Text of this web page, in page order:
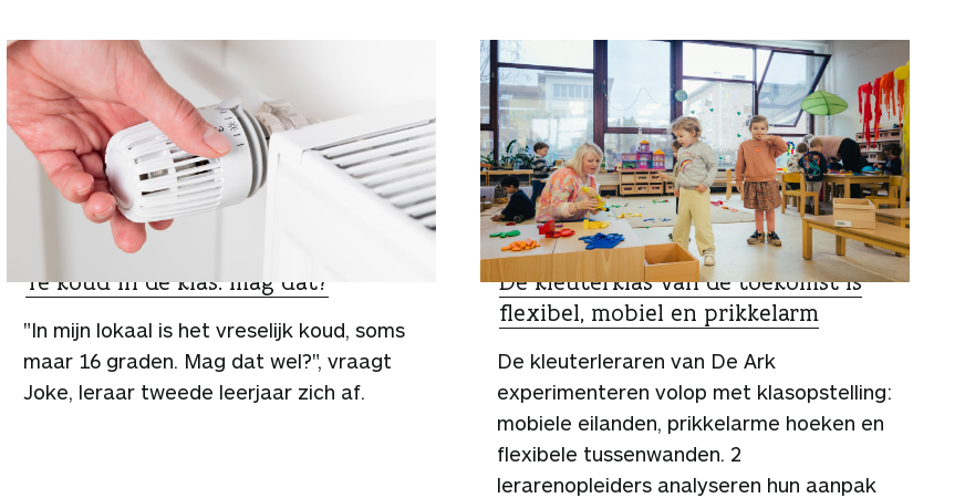
Te koud in de klas: mag dat?
"In mijn lokaal is het vreselijk koud, soms
maar 16 graden. Mag dat wel?", vraagt
Joke, leraar tweede leerjaar zich af.
ZO DOEN ZIJ HET
De kleuterklas van de toekomst is
flexibel, mobiel en prikkelarm
De kleuterleraren van De Ark
experimenteren volop met klasopstelling:
mobiele eilanden, prikkelarme hoeken en
flexibele tussenwanden. 2
lerarenopleiders analyseren hun aanpak